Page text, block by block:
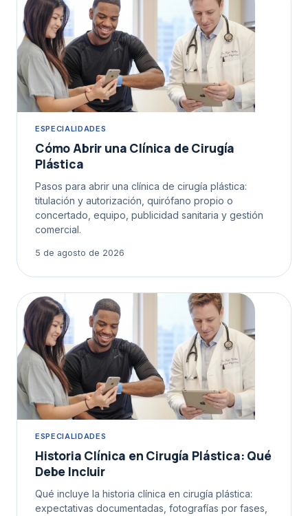
ESPECIALIDADES
Cómo Abrir una Clínica de Cirugía
Plástica
Pasos para abrir una clínica de cirugía plástica:
titulación y autorización, quirófano propio o
concertado, equipo, publicidad sanitaria y gestión
comercial.
5 de agosto de 2026
ESPECIALIDADES
Historia Clínica en Cirugía Plástica: Qué
Debe Incluir
Qué incluye la historia clínica en cirugía plástica:
expectativas documentadas, fotografías por fases,